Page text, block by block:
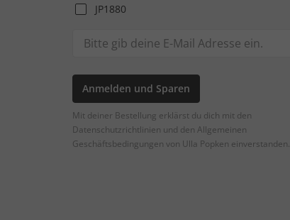
JP1880
Anmelden und Sparen
Mit deiner Bestellung erklärst du dich mit den
Datenschutzrichtlinien und den Allgemeinen
Geschäftsbedingungen von Ulla Popken einverstanden.